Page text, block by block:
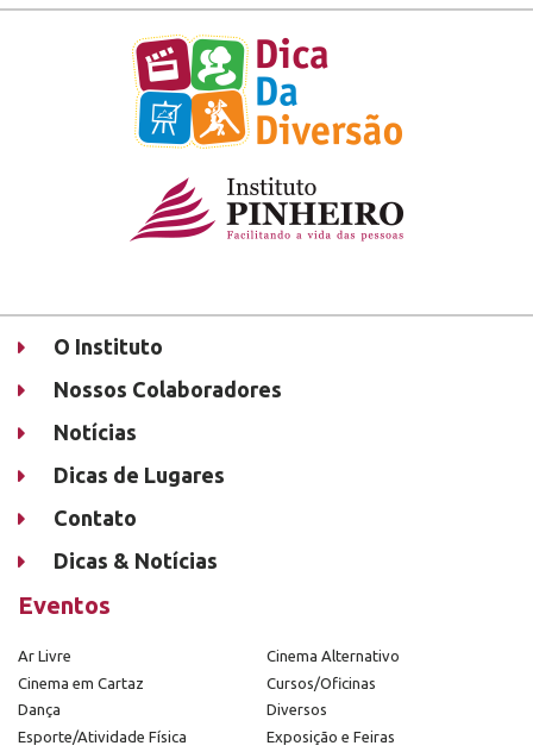
O Instituto
Nossos Colaboradores
Notícias
Dicas de Lugares
Contato
Dicas & Notícias
Eventos
Ar Livre
Cinema Alternativo
Cinema em Cartaz
Cursos/Oficinas
Dança
Diversos
Esporte/Atividade Física
Exposição e Feiras